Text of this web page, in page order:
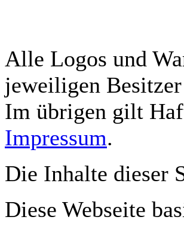
Alle Logos und
jeweiligen
Im übrigen gilt
Impressum.
Die Inhalte dieser
Diese Webseite